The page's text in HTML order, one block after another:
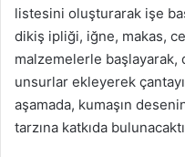
listesini oluşturarak işe
dikiş ipliği, iğne, makas,
malzemelerle
unsurlar ekleyerek
aşamada, kumaşın
tarzına katkıda